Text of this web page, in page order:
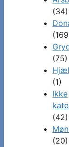
(34)
(75)
(1)
Ikke
(42)
(20)